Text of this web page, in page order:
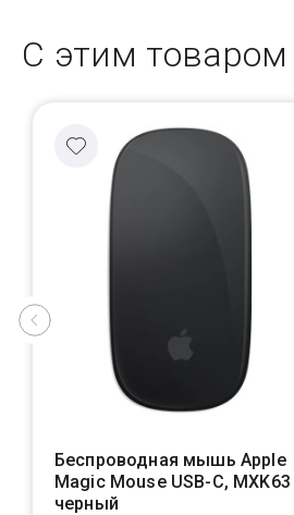
С этим
Беспроводная мышь Apple
Magic Mouse USB-C, MXK63
черный